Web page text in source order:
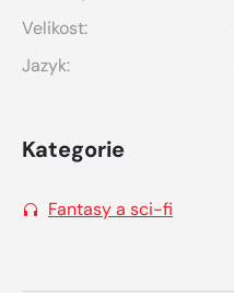
Velikost:
Jazyk:
Kategorie
Fantasy a sci-fi